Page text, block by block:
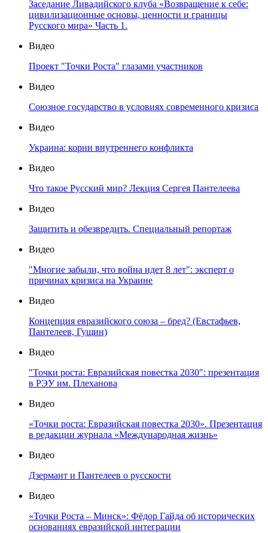
Заседание Ливадийского клуба «Возвращение к себе:
цивилизационные основы, ценности и границы
Русского мира» Часть 1.
Видео
Проект "Точки Роста" глазами участников
Видео
Союзное государство в условиях современного кризиса
Видео
Украина: корни внутреннего конфликта
Видео
Что такое Русский мир? Лекция Сергея Пантелеева
Видео
Защитить и обезвредить. Специальный репортаж
Видео
"Многие забыли, что война идет 8 лет": эксперт о
причинах кризиса на Украине
Видео
Концепция евразийского союза – бред? (Евстафьев,
Пантелеев, Гущин)
Видео
"Точки роста: Евразийская повестка 2030": презентация
в РЭУ им. Плеханова
Видео
«Точки роста: Евразийская повестка 2030». Презентация
в редакции журнала «Международная жизнь»
Видео
Дзермант и Пантелеев о русскости
Видео
«Точки Роста – Минск»: Фёдор Гайда об исторических
основаниях евразийской интеграции